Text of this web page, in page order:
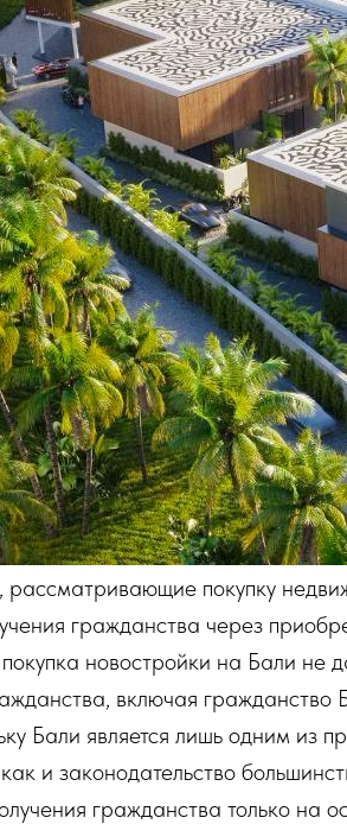
рассматривающие покупку
гражданства через
новостройки на Бали не
включая гражданство
Бали является лишь одним
и законодательство
гражданства только на